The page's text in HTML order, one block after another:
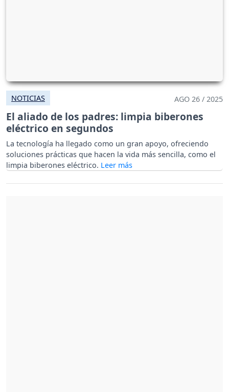
NOTICIAS AGO 26 / 2025
El aliado de los padres: limpia biberones
eléctrico en segundos
La tecnología ha llegado como un gran apoyo, ofreciendo
soluciones prácticas que hacen la vida más sencilla, como el
limpia biberones eléctrico.